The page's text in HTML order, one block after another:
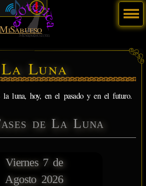
La Luna
la luna, hoy, en el pasado y en el futuro.
de La Luna
Viernes 7 de
Agosto 2026
Menú